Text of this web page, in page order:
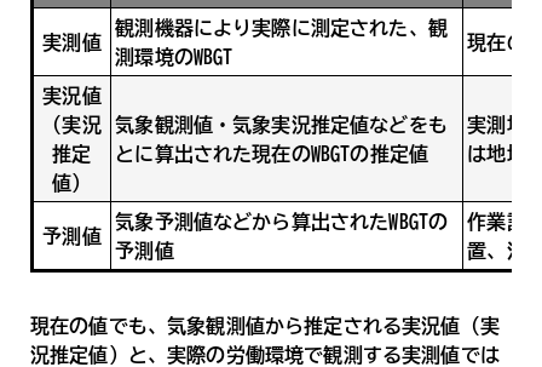
実測値
観測機器により実際に測定された、観
測環境のWBGT
現在の
実況値
（実況
推定
値）
気象観測値・気象実況推定値などをも
とに算出された現在のWBGTの推定値
実測地
は地域
予測値
気象予測値などから算出されたWBGTの
予測値
作業計
置、注
現在の値でも、気象観測値から推定される実況値（実
況推定値）と、実際の労働環境で観測する実測値では